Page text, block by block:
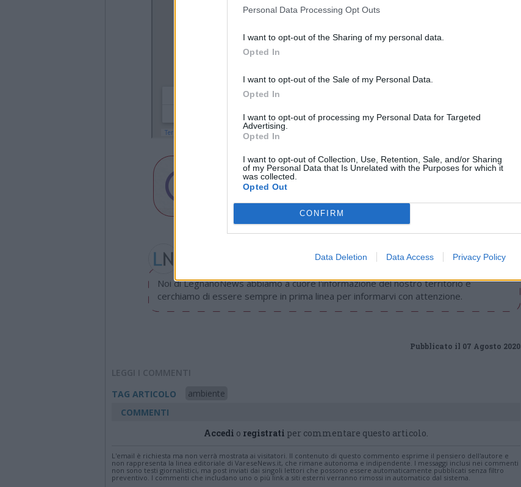
Personal Data Processing Opt Outs
I want to opt-out of the Sharing of my personal data.
Opted In
I want to opt-out of the Sale of my Personal Data.
Opted In
I want to opt-out of processing my Personal Data for Targeted
Advertising.
Opted In
I want to opt-out of Collection, Use, Retention, Sale, and/or Sharing
of my Personal Data that Is Unrelated with the Purposes for which it
was collected.
Opted Out
CONFIRM
Data Deletion Data Access Privacy Policy
Castronno
Tutti gli eventi
Noi di LegnanoNews abbiamo a cuore l'informazione del nostro territorio e
cerchiamo di essere sempre in prima linea per informarvi con attenzione.
Pubblicato il 07 Agosto 2020
LEGGI I COMMENTI
TAG ARTICOLO
ambiente
COMMENTI
Accedi o registrati per commentare questo articolo.
L'email è richiesta ma non verrà mostrata ai visitatori. Il contenuto di questo commento esprime il pensiero dell'autore e
non rappresenta la linea editoriale di VareseNews.it, che rimane autonoma e indipendente. I messaggi inclusi nei commenti
non sono testi giornalistici, ma post inviati dai singoli lettori che possono essere automaticamente pubblicati senza filtro
preventivo. I commenti che includano uno o più link a siti esterni verranno rimossi in automatico dal sistema.